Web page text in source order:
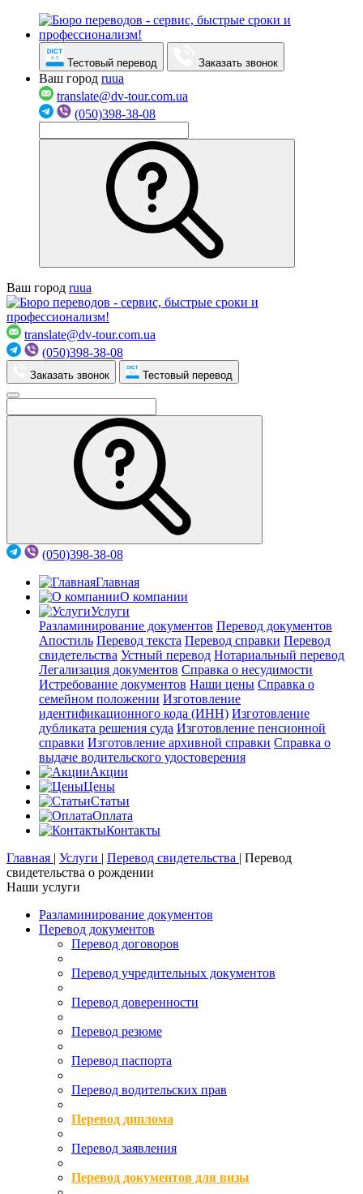
Тестовый перевод Заказать звонок
Ваш город ruua
translate@dv-tour.com.ua
(050)398-38-08
Ваш город ruua
translate@dv-tour.com.ua
(050)398-38-08
Заказать звонок Тестовый перевод
(050)398-38-08
Главная
О компании
Услуги
Разламинирование документов Перевод документов
Апостиль Перевод текста Перевод справки Перевод
свидетельства Устный перевод Нотариальный перевод
Легализация документов Справка о несудимости
Истребование документов Наши цены Справка о
семейном положении Изготовление
идентификационного кода (ИНН) Изготовление
дубликата решения суда Изготовление пенсионной
справки Изготовление архивной справки Справка о
выдаче водительского удостоверения
Акции
Цены
Статьи
Оплата
Контакты
Главная | Услуги | Перевод свидетельства | Перевод
свидетельства о рождении
Наши услуги
Разламинирование документов
Перевод документов
Перевод договоров
Перевод учредительных документов
Перевод доверенности
Перевод резюме
Перевод паспорта
Перевод водительских прав
Перевод диплома
Перевод заявления
Перевод документов для визы